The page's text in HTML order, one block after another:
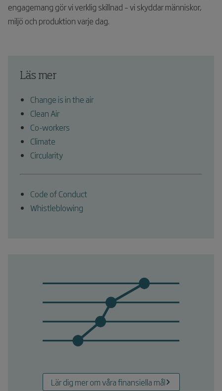
engagemang gör vi verklig skillnad – vi skyddar människor,
miljö och produktion varje dag.
Läs mer
Change is in the air
Clean Air
Co-workers
Climate
Circularity
Code of Conduct
Whistleblowing
Lär dig mer om våra finansiella mål